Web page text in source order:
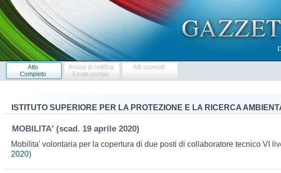
Atto
Completo
Avviso di rettifica
Errata corrige
Atti correlati
ISTITUTO SUPERIORE PER LA PROTEZIONE E LA RICERCA
MOBILITA' (scad. 19 aprile 2020)
Mobilita' volontaria per la copertura di due posti di collaboratore tecnico VI
2020)